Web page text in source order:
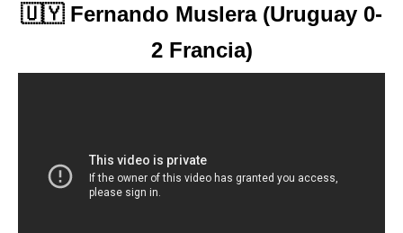
🇺🇾 Fernando Muslera (Uruguay 0-
2 Francia)